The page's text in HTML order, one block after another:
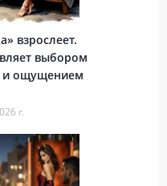
взрослеет.
выбором
и ощущением
г.